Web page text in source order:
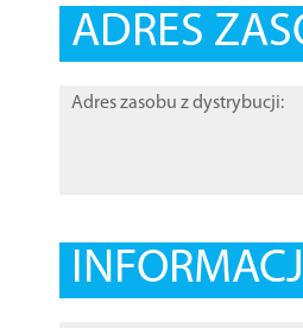
ADRES
Adres zasobu z dystrybucji: